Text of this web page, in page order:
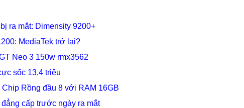
ra mắt: Dimensity 9200+
MediaTek trở lại?
Neo 3 150w rmx3562
sốc 13,4 triệu
Rồng đầu 8 với RAM 16GB
cấp trước ngày ra mắt